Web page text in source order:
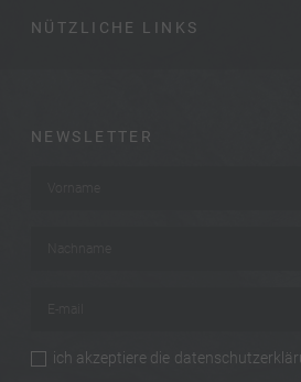
NÜTZLICHE LINKS
NEWSLETTER
privacy
ich akzeptiere die